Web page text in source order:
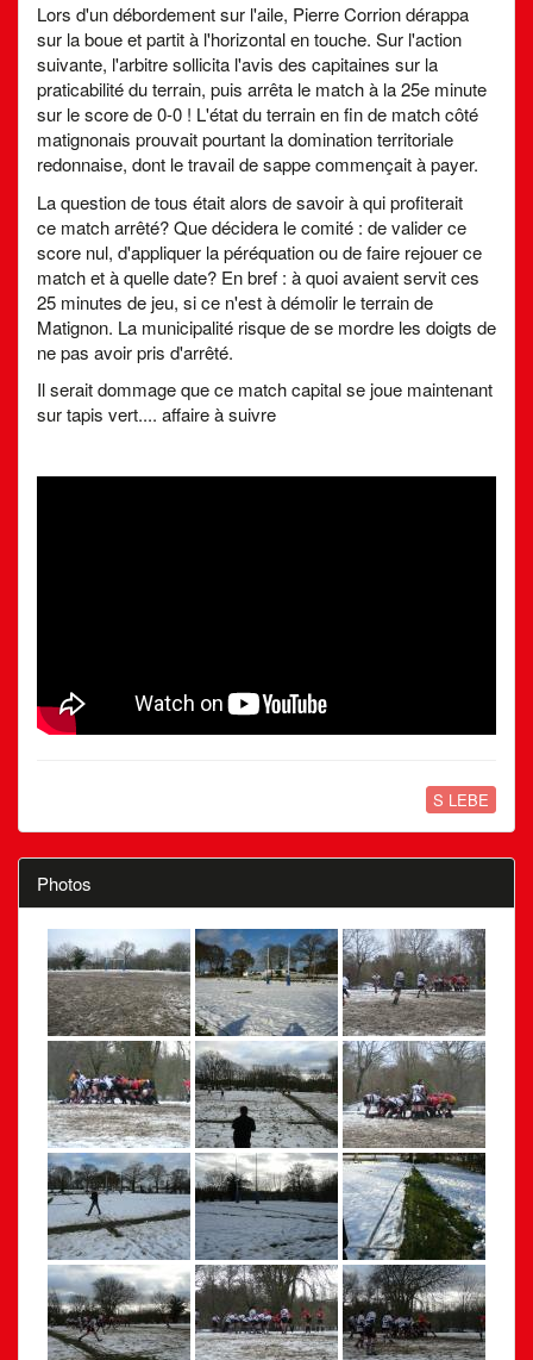
Lors d'un débordement sur l'aile, Pierre Corrion dérappa
sur la boue et partit à l'horizontal en touche. Sur l'action
suivante, l'arbitre sollicita l'avis des capitaines sur la
praticabilité du terrain, puis arrêta le match à la 25e minute
sur le score de 0-0 ! L'état du terrain en fin de match côté
matignonais prouvait pourtant la domination territoriale
redonnaise, dont le travail de sappe commençait à payer.
La question de tous était alors de savoir à qui profiterait
ce match arrêté? Que décidera le comité : de valider ce
score nul, d'appliquer la péréquation ou de faire rejouer ce
match et à quelle date? En bref : à quoi avaient servit ces
25 minutes de jeu, si ce n'est à démolir le terrain de
Matignon. La municipalité risque de se mordre les doigts de
ne pas avoir pris d'arrêté.
Il serait dommage que ce match capital se joue maintenant
sur tapis vert.... affaire à suivre
S LEBE
Photos